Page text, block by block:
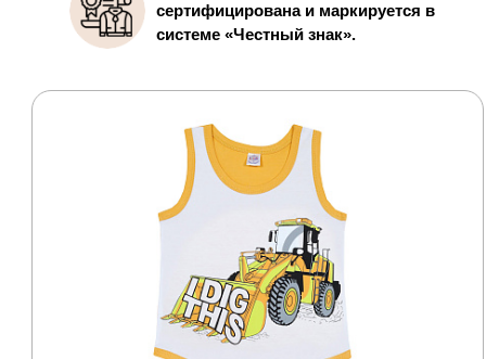
сертифицирована и маркируется в
системе «Честный знак».